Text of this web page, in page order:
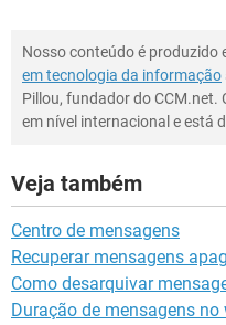
Nosso conteúdo é produzido
em tecnologia da informação
Pillou, fundador do CCM.net.
em nível internacional e está
Veja também
Centro de mensagens
Recuperar mensagens
Como desarquivar
Duração de mensagens